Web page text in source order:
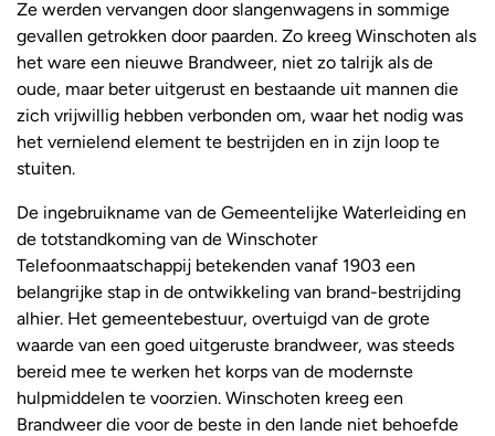
Ze werden vervangen door slangenwagens in sommige
gevallen getrokken door paarden. Zo kreeg Winschoten als
het ware een nieuwe Brandweer, niet zo talrijk als de
oude, maar beter uitgerust en bestaande uit mannen die
zich vrijwillig hebben verbonden om, waar het nodig was
het vernielend element te bestrijden en in zijn loop te
stuiten.
De ingebruikname van de Gemeentelijke Waterleiding en
de totstandkoming van de Winschoter
Telefoonmaatschappij betekenden vanaf 1903 een
belangrijke stap in de ontwikkeling van brand-bestrijding
alhier. Het gemeentebestuur, overtuigd van de grote
waarde van een goed uitgeruste brandweer, was steeds
bereid mee te werken het korps van de modernste
hulpmiddelen te voorzien. Winschoten kreeg een
Brandweer die voor de beste in den lande niet behoefde